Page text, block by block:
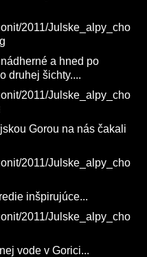
a hned po
druhej šichty....
Gorou na nás čakali
inšpirujúce...
vode v Gorici...